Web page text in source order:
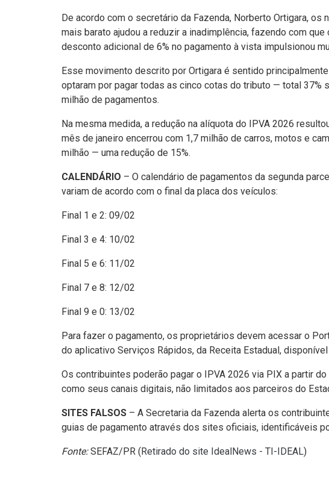
De acordo com o secretário da Fazenda, Norberto Ortigara,
mais barato ajudou a reduzir a inadimplência, fazendo com
desconto adicional de 6% no pagamento à vista impulsionou
Esse movimento descrito por Ortigara é sentido
optaram por pagar todas as cinco cotas do tributo — total 37%
milhão de pagamentos.
Na mesma medida, a redução na alíquota do IPVA 2026
mês de janeiro encerrou com 1,7 milhão de carros, motos e
milhão — uma redução de 15%.
CALENDÁRIO – O calendário de pagamentos da segunda
variam de acordo com o final da placa dos veículos:
Final 1 e 2: 09/02
Final 3 e 4: 10/02
Final 5 e 6: 11/02
Final 7 e 8: 12/02
Final 9 e 0: 13/02
Para fazer o pagamento, os proprietários devem acessar o
do aplicativo Serviços Rápidos, da Receita Estadual,
Os contribuintes poderão pagar o IPVA 2026 via PIX a partir
como seus canais digitais, não limitados aos parceiros do
SITES FALSOS – A Secretaria da Fazenda alerta os
guias de pagamento através dos sites oficiais, identificáveis
Fonte:SEFAZ/PR (Retirado do site IdealNews - TI-IDEAL)